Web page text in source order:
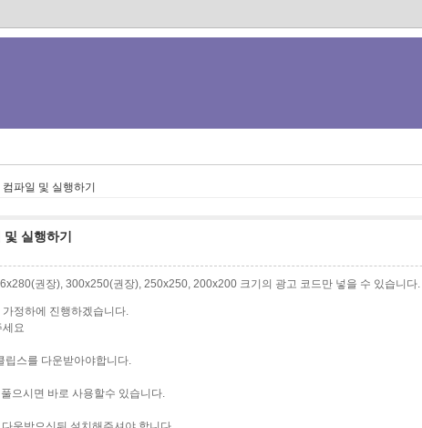
파일 및 실행하기
실행하기
권장), 300x250(권장), 250x250, 200x200 크기의 광고 코드만 넣을 수 있습니다.
정하에 진행하겠습니다.
요
스를 다운받아야합니다.
으시면 바로 사용할수 있습니다.